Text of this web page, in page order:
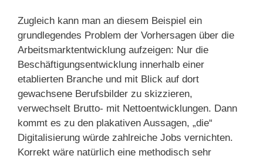
Zugleich kann man an diesem Beispiel ein
grundlegendes Problem der Vorhersagen über die
Arbeitsmarktentwicklung aufzeigen: Nur die
Beschäftigungsentwicklung innerhalb einer
etablierten Branche und mit Blick auf dort
gewachsene Berufsbilder zu skizzieren,
verwechselt Brutto- mit Nettoentwicklungen. Dann
kommt es zu den plakativen Aussagen, „die“
Digitalisierung würde zahlreiche Jobs vernichten.
Korrekt wäre natürlich eine methodisch sehr